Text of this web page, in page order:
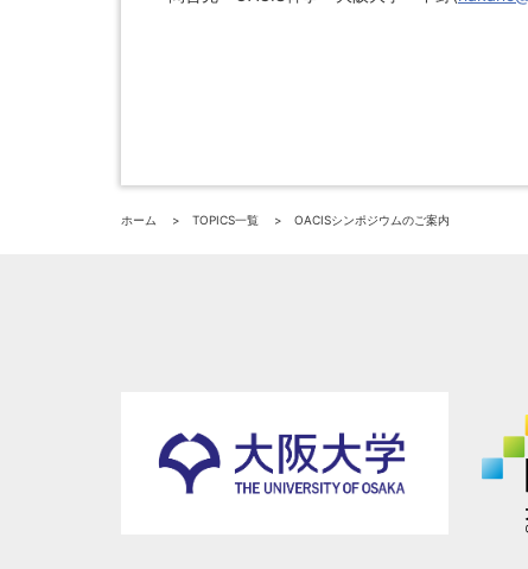
ホーム TOPICS一覧 OACISシンポジウムのご案内